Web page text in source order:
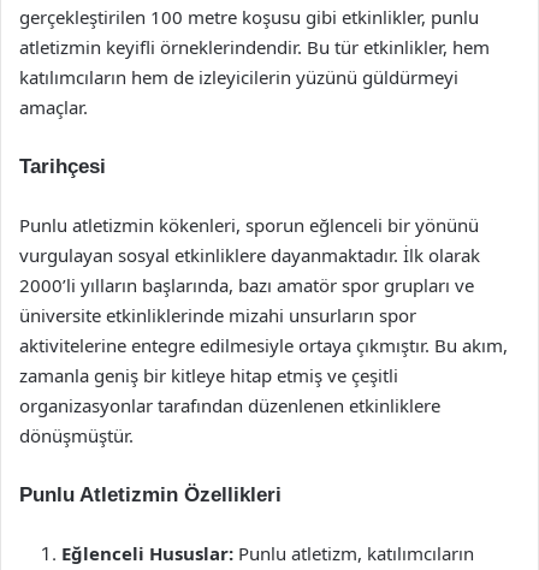
gerçekleştirilen 100 metre koşusu gibi etkinlikler, punlu
atletizmin keyifli örneklerindendir. Bu tür etkinlikler, hem
katılımcıların hem de izleyicilerin yüzünü güldürmeyi
amaçlar.
Tarihçesi
Punlu atletizmin kökenleri, sporun eğlenceli bir yönünü
vurgulayan sosyal etkinliklere dayanmaktadır. İlk olarak
2000’li yılların başlarında, bazı amatör spor grupları ve
üniversite etkinliklerinde mizahi unsurların spor
aktivitelerine entegre edilmesiyle ortaya çıkmıştır. Bu akım,
zamanla geniş bir kitleye hitap etmiş ve çeşitli
organizasyonlar tarafından düzenlenen etkinliklere
dönüşmüştür.
Punlu Atletizmin Özellikleri
Eğlenceli Hususlar: Punlu atletizm, katılımcıların